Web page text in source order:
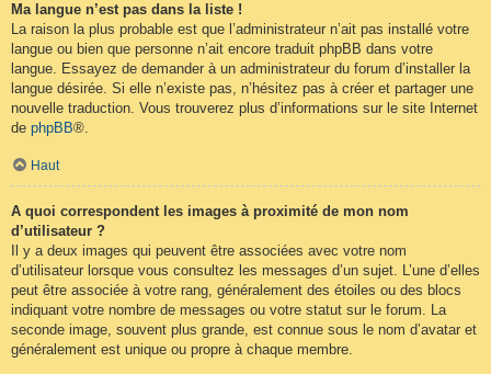
Ma langue n’est pas dans la liste !
La raison la plus probable est que l’administrateur n’ait pas installé votre
langue ou bien que personne n’ait encore traduit phpBB dans votre
langue. Essayez de demander à un administrateur du forum d’installer la
langue désirée. Si elle n’existe pas, n’hésitez pas à créer et partager une
nouvelle traduction. Vous trouverez plus d’informations sur le site Internet
de phpBB®.
Haut
A quoi correspondent les images à proximité de mon nom
d’utilisateur ?
Il y a deux images qui peuvent être associées avec votre nom
d’utilisateur lorsque vous consultez les messages d’un sujet. L’une d’elles
peut être associée à votre rang, généralement des étoiles ou des blocs
indiquant votre nombre de messages ou votre statut sur le forum. La
seconde image, souvent plus grande, est connue sous le nom d’avatar et
généralement est unique ou propre à chaque membre.